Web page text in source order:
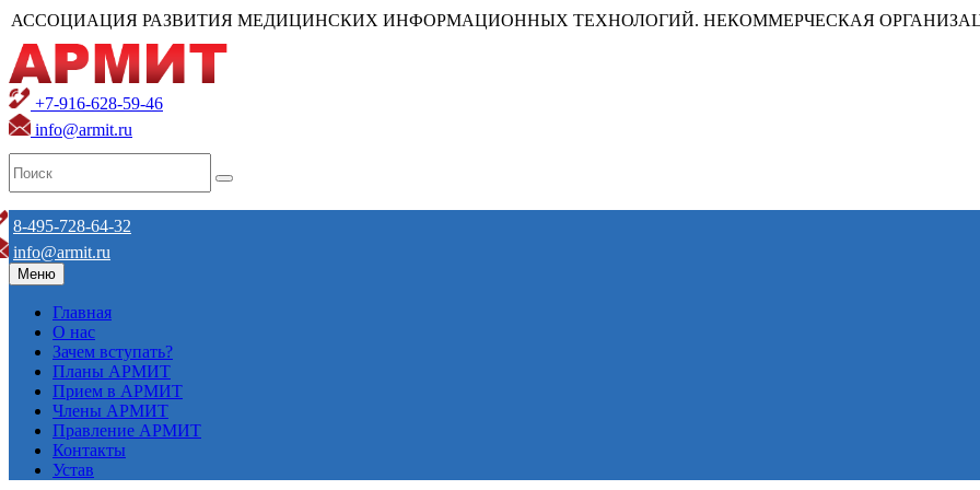
АССОЦИАЦИЯ РАЗВИТИЯ МЕДИЦИНСКИХ ИНФОРМАЦИОННЫХ ТЕХНОЛОГИЙ. НЕКОММЕРЧЕСКАЯ
+7-916-628-59-46
info@armit.ru
8-495-728-64-32
info@armit.ru
Меню
Главная
О нас
Зачем вступать?
Планы АРМИТ
Прием в АРМИТ
Члены АРМИТ
Правление АРМИТ
Контакты
Устав